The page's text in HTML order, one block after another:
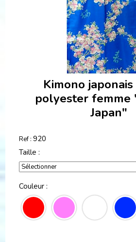
Kimono
polyester femme
Japan"
Ref : 920
Taille :
Couleur :